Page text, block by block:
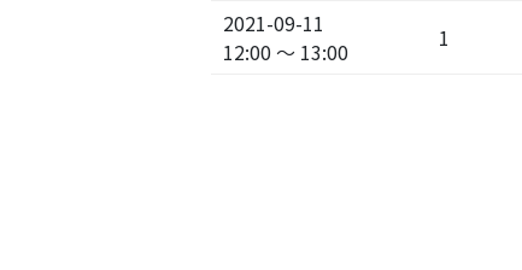
2021-09-11
12:00 ～ 13:00
1